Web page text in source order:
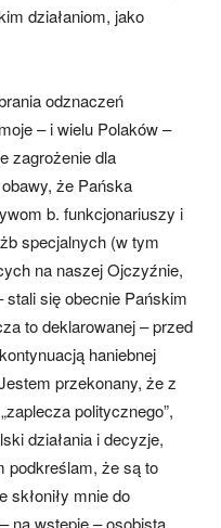
działaniom, jako
odznaczeń
– i wielu Polaków –
zagrożenie dla
że Pańska
b. funkcjonariuszy i
specjalnych (w tym
na naszej Ojczyźnie,
się obecnie Pańskim
to deklarowanej – przed
haniebnej
przekonany, że z
politycznego”,
działania i decyzje,
podkreślam, że są to
skłoniły mnie do
na wstępie – osobista